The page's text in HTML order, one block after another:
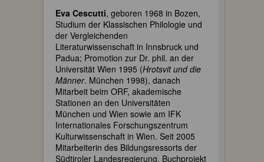
Eva Cescutti, geboren 1968 in Bozen,
Studium der Klassischen Philologie und
der Vergleichenden
Literaturwissenschaft in Innsbruck und
Padua; Promotion zur Dr. phil. an der
Universität Wien 1995 (Hrotsvit und die
Männer. München 1998), danach
Mitarbeit beim ORF, akademische
Stationen an den Universitäten
München und Wien sowie am IFK
Internationales Forschungszentrum
Kulturwissenschaft in Wien. Seit 2005
Mitarbeiterin des Bildungsressorts der
Südtiroler Landesregierung. Buchprojekt